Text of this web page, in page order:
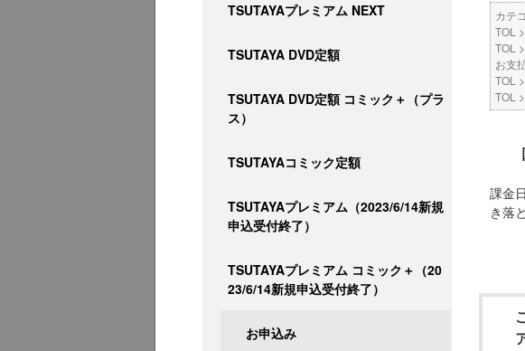
TSUTAYAプレミアム NEXT
TSUTAYA DVD定額
TSUTAYA DVD定額 コミック＋（プラ
ス）
TSUTAYAコミック定額
TSUTAYAプレミアム（2023/6/14新規
申込受付終了）
TSUTAYAプレミアム コミック＋（20
23/6/14新規申込受付終了）
お申込み
カテ
TOL >
TOL >
お支
TOL >
TOL >
課金
き落